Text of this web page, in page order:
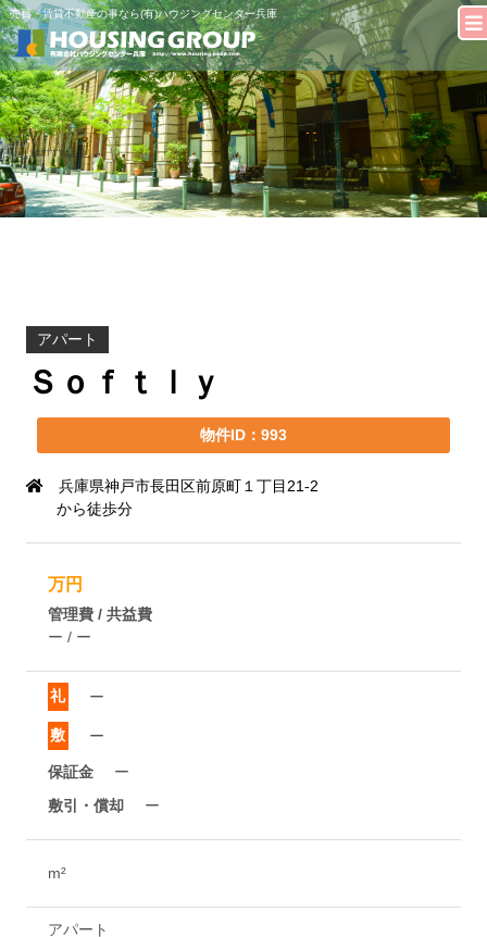
売買・賃貸不動産の事なら(有)ハウジングセンター兵庫
アパート
Ｓｏｆｔｌｙ
物件ID：993
兵庫県神戸市長田区前原町１丁目21-2
から徒歩分
万円
管理費 / 共益費
ー / ー
礼 ー
敷 ー
保証金
ー
敷引・償却
ー
m²
アパート